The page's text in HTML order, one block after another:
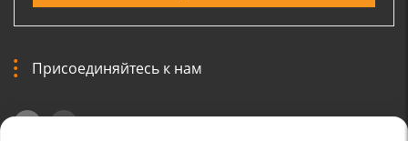
Присоединяйтесь к нам